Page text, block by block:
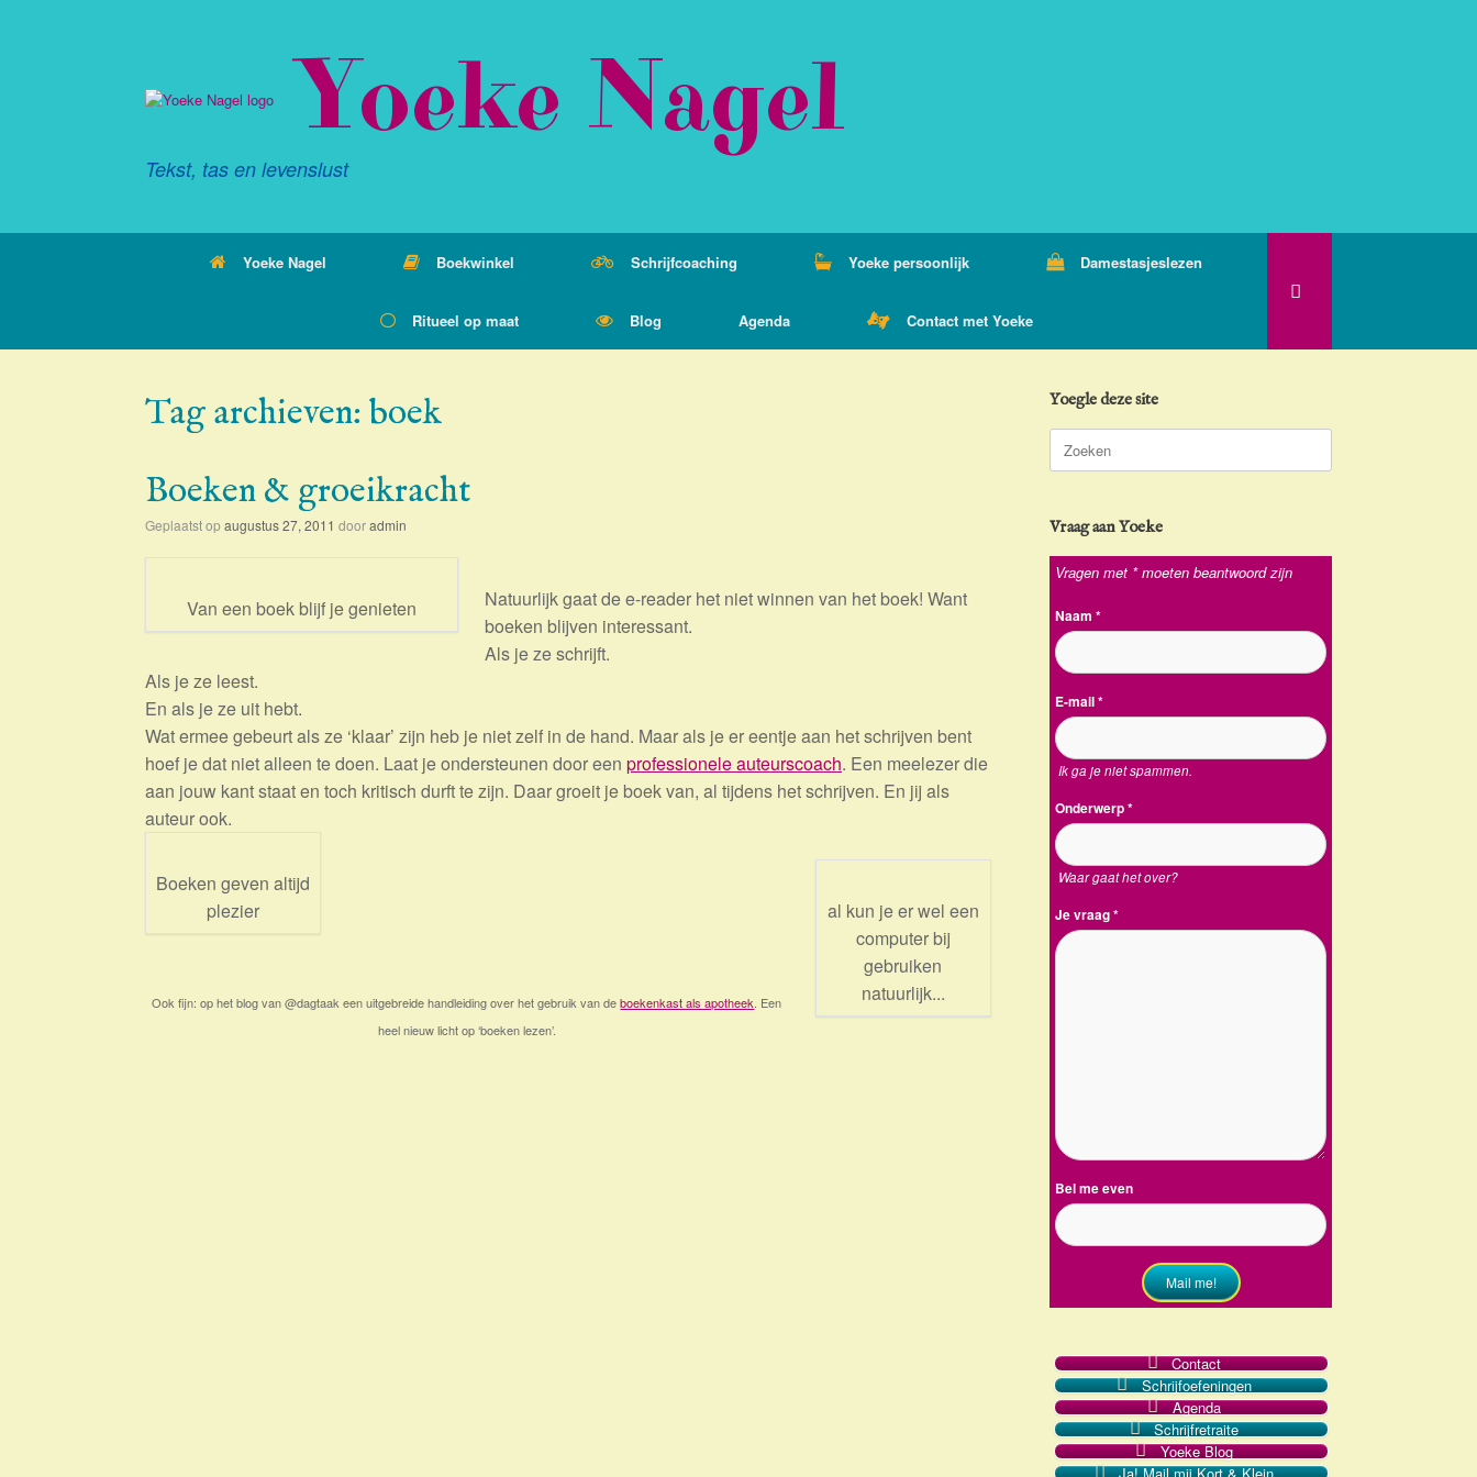
Yoeke Nagel
Tekst, tas en levenslust
Yoeke Nagel Boekwinkel Schrijfcoaching Yoeke persoonlijk Damestasjeslezen
Ritueel op maat Blog Agenda Contact met Yoeke
Tag archieven:boek
Boeken & groeikracht
Geplaatst opaugustus 27, 2011 dooradmin
Van een boek blijf je genieten
Natuurlijk gaat de e-reader het niet winnen van het boek! Want
boeken blijven interessant.
Als je ze schrijft.
Als je ze leest.
En als je ze uit hebt.
Wat ermee gebeurt als ze ‘klaar’ zijn heb je niet zelf in de hand. Maar als je er eentje aan het schrijven bent
hoef je dat niet alleen te doen. Laat je ondersteunen door een professionele auteurscoach. Een meelezer die
aan jouw kant staat en toch kritisch durft te zijn. Daar groeit je boek van, al tijdens het schrijven. En jij als
auteur ook.
Boeken geven altijd
plezier
al kun je er wel een
computer bij
gebruiken
natuurlijk...
Ook fijn: op het blog van @dagtaak een uitgebreide handleiding over het gebruik van deboekenkast als apotheek . Een
heel nieuw licht op ‘boeken lezen’.
Yoegle deze site
Zoeken
naar:
Vraag aan Yoeke
Vragen met * moeten beantwoord zijn
Naam*
E-mail*
Ik ga je niet spammen.
Onderwerp*
Waar gaat het over?
Je vraag*
Bel me even
Mail me!
Contact
Schrijfoefeningen
Agenda
Schrijfretraite
Yoeke Blog